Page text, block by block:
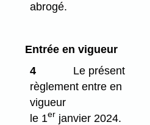
abrogé.
Entrée en vigueur
4
Le présent
règlement entre en
vigueur
le 1er janvier 2024.